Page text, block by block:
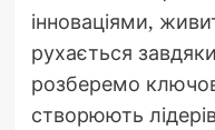
інноваціями,
рухається
розберемо
створюють